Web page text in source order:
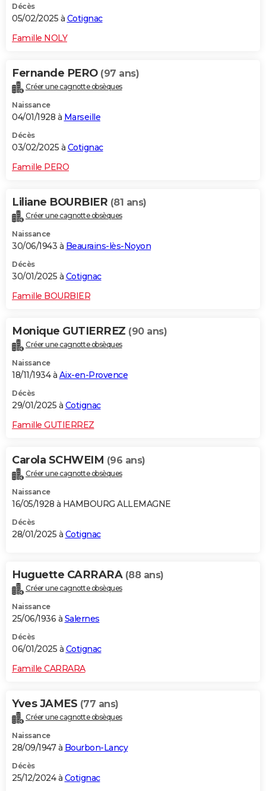
Décès
05/02/2025 à Cotignac
Famille NOLY
Fernande PERO (97 ans)
Créer une cagnotte obsèques
Naissance
04/01/1928 à Marseille
Décès
03/02/2025 à Cotignac
Famille PERO
Liliane BOURBIER (81 ans)
Créer une cagnotte obsèques
Naissance
30/06/1943 à Beaurains-lès-Noyon
Décès
30/01/2025 à Cotignac
Famille BOURBIER
Monique GUTIERREZ (90 ans)
Créer une cagnotte obsèques
Naissance
18/11/1934 à Aix-en-Provence
Décès
29/01/2025 à Cotignac
Famille GUTIERREZ
Carola SCHWEIM (96 ans)
Créer une cagnotte obsèques
Naissance
16/05/1928 à HAMBOURG ALLEMAGNE
Décès
28/01/2025 à Cotignac
Huguette CARRARA (88 ans)
Créer une cagnotte obsèques
Naissance
25/06/1936 à Salernes
Décès
06/01/2025 à Cotignac
Famille CARRARA
Yves JAMES (77 ans)
Créer une cagnotte obsèques
Naissance
28/09/1947 à Bourbon-Lancy
Décès
25/12/2024 à Cotignac